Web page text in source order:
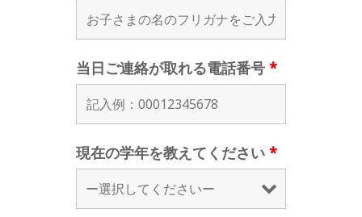
当日ご連絡が取れる電話番号 *
現在の学年を教えてください *